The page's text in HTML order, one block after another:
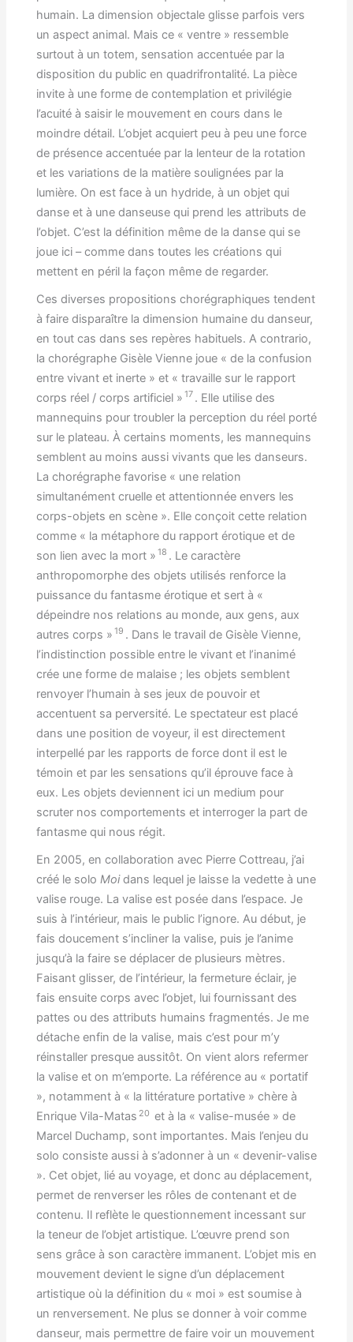
humain. La dimension objectale glisse parfois vers
un aspect animal. Mais ce « ventre » ressemble
surtout à un totem, sensation accentuée par la
disposition du public en quadrifrontalité. La pièce
invite à une forme de contemplation et privilégie
l’acuité à saisir le mouvement en cours dans le
moindre détail. L’objet acquiert peu à peu une force
de présence accentuée par la lenteur de la rotation
et les variations de la matière soulignées par la
lumière. On est face à un hydride, à un objet qui
danse et à une danseuse qui prend les attributs de
l’objet. C’est la définition même de la danse qui se
joue ici – comme dans toutes les créations qui
mettent en péril la façon même de regarder.
Ces diverses propositions chorégraphiques tendent
à faire disparaître la dimension humaine du danseur,
en tout cas dans ses repères habituels. A contrario,
la chorégraphe Gisèle Vienne joue « de la confusion
entre vivant et inerte » et « travaille sur le rapport
corps réel / corps artificiel » 17 . Elle utilise des
mannequins pour troubler la perception du réel porté
sur le plateau. À certains moments, les mannequins
semblent au moins aussi vivants que les danseurs.
La chorégraphe favorise « une relation
simultanément cruelle et attentionnée envers les
corps-objets en scène ». Elle conçoit cette relation
comme « la métaphore du rapport érotique et de
son lien avec la mort » 18 . Le caractère
anthropomorphe des objets utilisés renforce la
puissance du fantasme érotique et sert à «
dépeindre nos relations au monde, aux gens, aux
autres corps » 19 . Dans le travail de Gisèle Vienne,
l’indistinction possible entre le vivant et l’inanimé
crée une forme de malaise ; les objets semblent
renvoyer l’humain à ses jeux de pouvoir et
accentuent sa perversité. Le spectateur est placé
dans une position de voyeur, il est directement
interpellé par les rapports de force dont il est le
témoin et par les sensations qu’il éprouve face à
eux. Les objets deviennent ici un medium pour
scruter nos comportements et interroger la part de
fantasme qui nous régit.
En 2005, en collaboration avec Pierre Cottreau, j’ai
créé le solo Moidans lequel je laisse la vedette à une
valise rouge. La valise est posée dans l’espace. Je
suis à l’intérieur, mais le public l’ignore. Au début, je
fais doucement s’incliner la valise, puis je l’anime
jusqu’à la faire se déplacer de plusieurs mètres.
Faisant glisser, de l’intérieur, la fermeture éclair, je
fais ensuite corps avec l’objet, lui fournissant des
pattes ou des attributs humains fragmentés. Je me
détache enfin de la valise, mais c’est pour m’y
réinstaller presque aussitôt. On vient alors refermer
la valise et on m’emporte. La référence au « portatif
», notamment à « la littérature portative » chère à
Enrique Vila-Matas 20 et à la « valise-musée » de
Marcel Duchamp, sont importantes. Mais l’enjeu du
solo consiste aussi à s’adonner à un « devenir-valise
». Cet objet, lié au voyage, et donc au déplacement,
permet de renverser les rôles de contenant et de
contenu. Il reflète le questionnement incessant sur
la teneur de l’objet artistique. L’œuvre prend son
sens grâce à son caractère immanent. L’objet mis en
mouvement devient le signe d’un déplacement
artistique où la définition du « moi » est soumise à
un renversement. Ne plus se donner à voir comme
danseur, mais permettre de faire voir un mouvement